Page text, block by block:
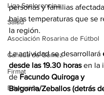
Liga Sanlorencina
Salud
Asociación Rosarina de Fútbol
Cañada de Gómez
Firmat
Educación
personas y familias
bajas temperaturas que se
la región.
La actividad se desarrollará
desde las 19.30 horas en la
de Facundo Quiroga y
Baigorria/Zeballos (detrás